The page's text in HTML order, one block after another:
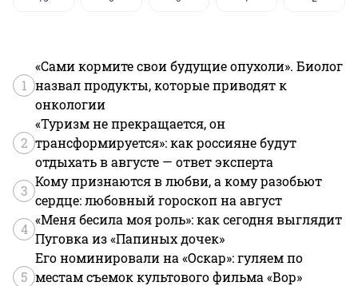
1
«Сами кормите свои будущие опухоли». Биолог
назвал продукты, которые приводят к
онкологии
2
«Туризм не прекращается, он
трансформируется»: как россияне будут
отдыхать в августе — ответ эксперта
3
Кому признаются в любви, а кому разобьют
сердце: любовный гороскоп на август
4
«Меня бесила моя роль»: как сегодня выглядит
Пуговка из «Папиных дочек»
5
Его номинировали на «Оскар»: гуляем по
местам съемок культового фильма «Вор»